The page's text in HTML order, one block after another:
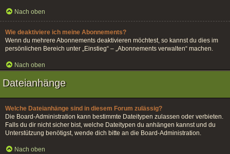
Nach oben
Wie deaktiviere ich meine Abonnements?
Wenn du mehrere Abonnements deaktivieren möchtest, so kannst du dies im
persönlichen Bereich unter „Einstieg“ – „Abonnements verwalten“ machen.
Nach oben
Dateianhänge
Welche Dateianhänge sind in diesem Forum zulässig?
Die Board-Administration kann bestimmte Dateitypen zulassen oder verbieten.
Falls du dir nicht sicher bist, welche Dateitypen du anhängen kannst und du
Unterstützung benötigst, wende dich bitte an die Board-Administration.
Nach oben